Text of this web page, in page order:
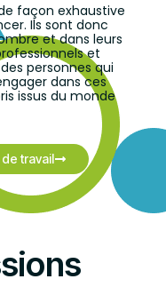
façon exhaustive
Ils sont donc
et dans leurs
et
personnes qui
dans ces
issus du monde
travail